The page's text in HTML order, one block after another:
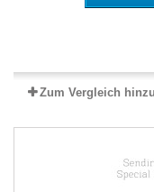
Zum Vergleich